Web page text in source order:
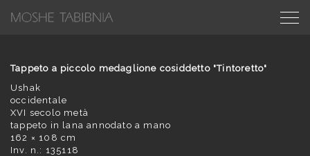
Tappeto a piccolo medaglione cosiddetto "Tintoretto"
Ushak
occidentale
XVI secolo metà
tappeto in lana annodato a mano
162 × 108 cm
Inv. n.: 135118